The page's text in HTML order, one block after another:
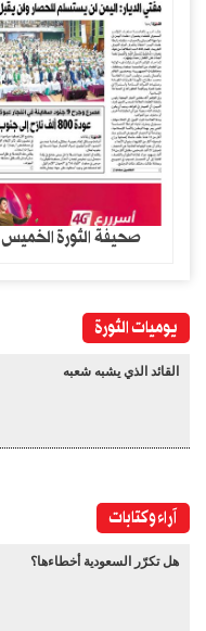
صحيفة الثورة الخميس 23 صفر 1448- 6 اغسطس 2026
يوميات الثورة
القائد الذي يشبه شعبه
آراء وكتابات
هل تكرّر السعودية أخطاءها؟